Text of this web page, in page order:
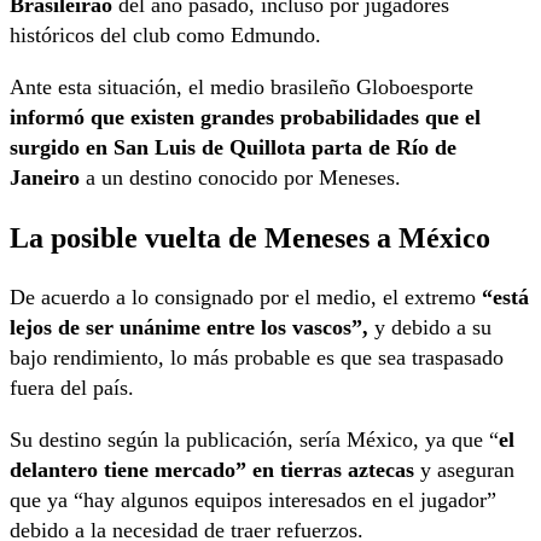
históricos del club como Edmundo.
Ante esta situación, el medio brasileño Globoesporte
informó que existen grandes probabilidades que el
surgido en San Luis de Quillota parta de Río de
Janeiro a un destino conocido por Meneses.
La posible vuelta de Meneses a México
De acuerdo a lo consignado por el medio, el extremo “está
lejos de ser unánime entre los vascos”, y debido a su
bajo rendimiento, lo más probable es que sea traspasado
fuera del país.
Su destino según la publicación, sería México, ya que “el
delantero tiene mercado” en tierras aztecas y aseguran
que ya “hay algunos equipos interesados ​​en el jugador”
debido a la necesidad de traer refuerzos.